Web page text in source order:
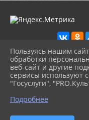
2026 г.
Вход
Карта сайта
Политика обработки
Сделано на KubCMS
Пользуясь нашим
обработки
веб-сайт и другие
сервисы используют
"Госуслуги",
Подробнее